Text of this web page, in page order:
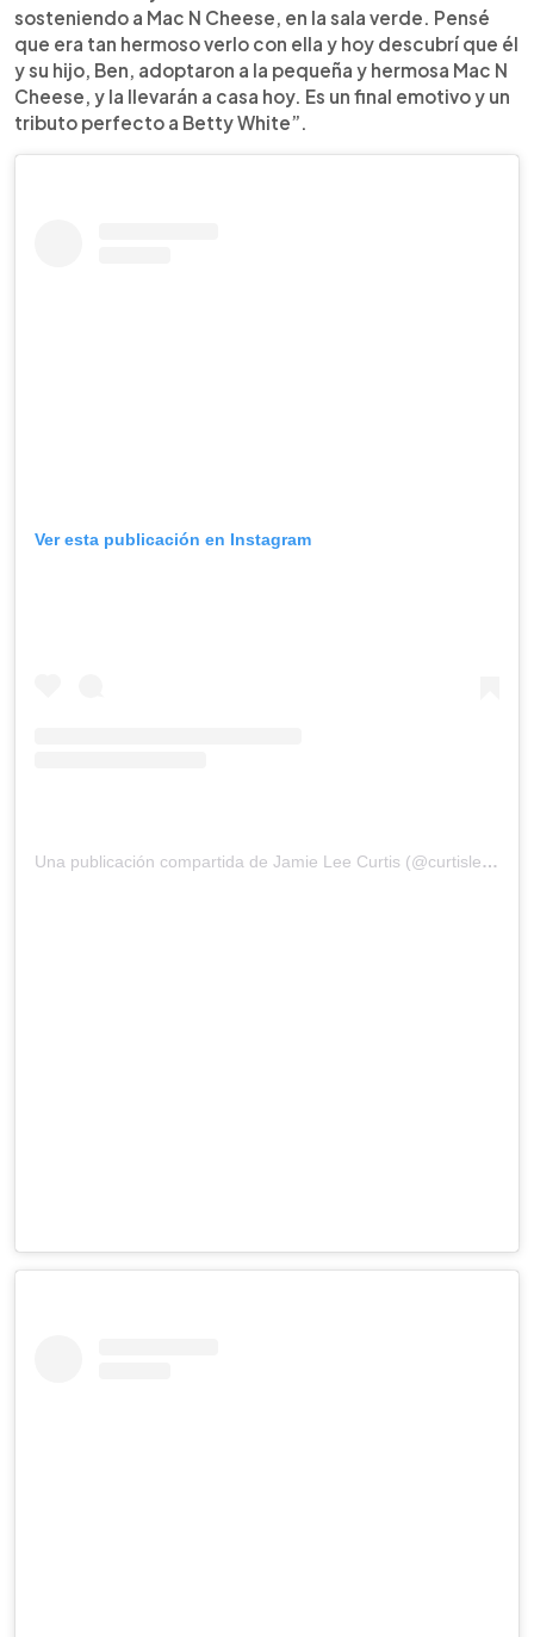
sosteniendo a Mac N Cheese, en la sala verde. Pensé
que era tan hermoso verlo con ella y hoy descubrí que él
y su hijo, Ben, adoptaron a la pequeña y hermosa Mac N
Cheese, y la llevarán a casa hoy. Es un final emotivo y un
tributo perfecto a Betty White”.
Ver esta publicación en Instagram
Una publicación compartida de Jamie Lee Curtis (@curtisleejamie)